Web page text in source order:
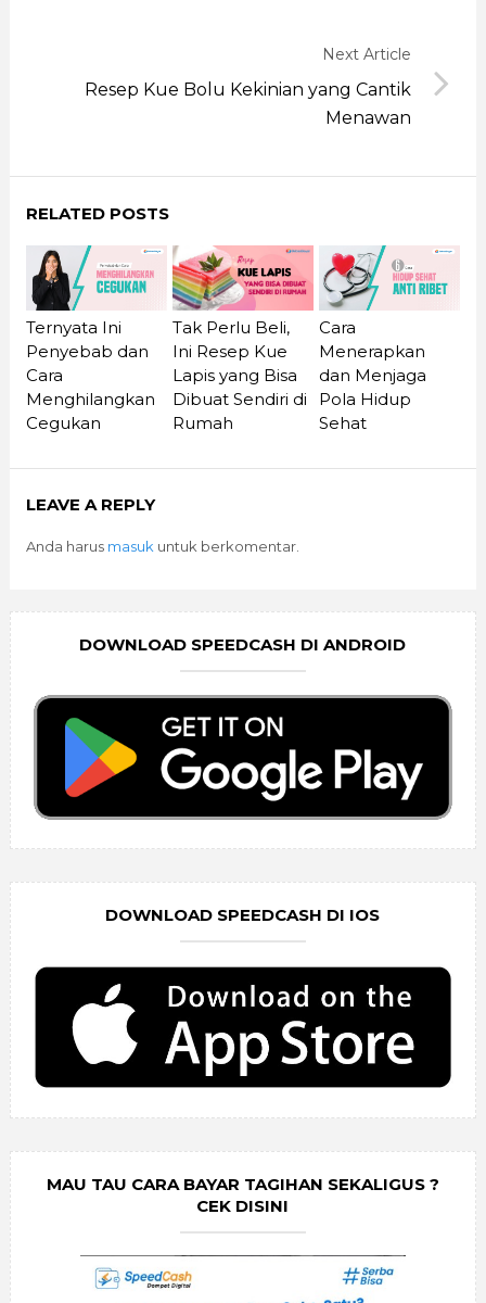
Next Article
Resep Kue Bolu Kekinian yang Cantik
Menawan
RELATED POSTS
Ternyata Ini
Penyebab dan
Cara
Menghilangkan
Cegukan
Tak Perlu Beli,
Ini Resep Kue
Lapis yang Bisa
Dibuat Sendiri di
Rumah
Cara
Menerapkan
dan Menjaga
Pola Hidup
Sehat
LEAVE A REPLY
Anda harus masuk untuk berkomentar.
DOWNLOAD SPEEDCASH DI ANDROID
DOWNLOAD SPEEDCASH DI IOS
MAU TAU CARA BAYAR TAGIHAN SEKALIGUS ?
CEK DISINI